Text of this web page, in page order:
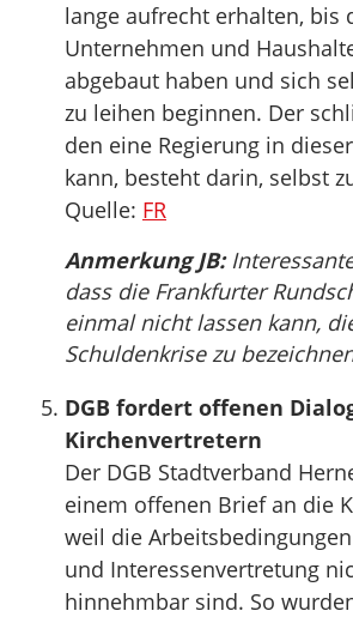
lange aufrecht erhalten, bis
Unternehmen und
abgebaut haben und sich
zu leihen beginnen. Der
den eine Regierung in
kann, besteht darin, selbst
Quelle: FR
Anmerkung JB:
dass die Frankfurter
einmal nicht lassen kann,
Schuldenkrise zu
DGB fordert offenen
Kirchenvertretern
Der DGB Stadtverband
einem offenen Brief an die
weil die
und Interessenvertretung
hinnehmbar sind. So